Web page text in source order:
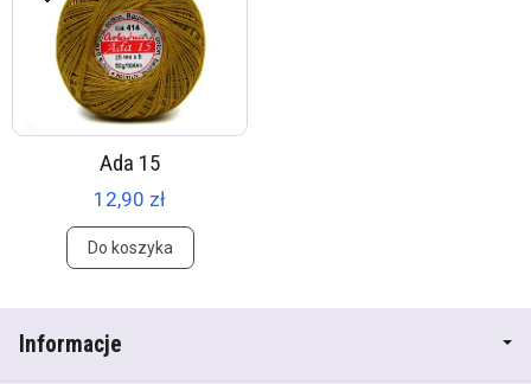
Ada 15
12,90 zł
Do koszyka
Informacje